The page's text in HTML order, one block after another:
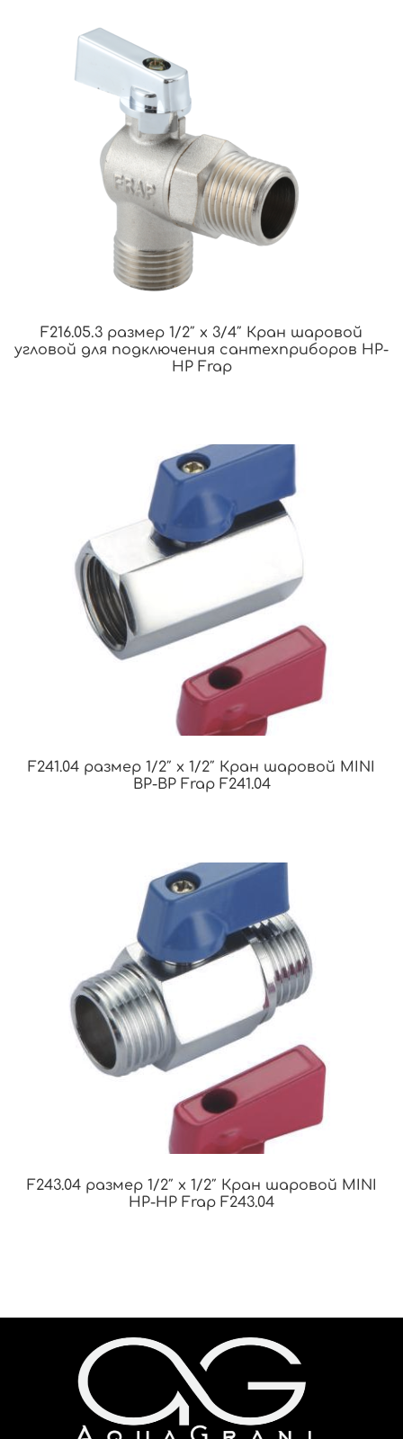
F216.05.3 размер 1/2″ x 3/4″ Кран шаровой
угловой для подключения сантехприборов НР-
НР Frap
F241.04 размер 1/2″ x 1/2″ Кран шаровой MINI
ВР-ВР Frap F241.04
F243.04 размер 1/2″ x 1/2″ Кран шаровой MINI
НР-НР Frap F243.04